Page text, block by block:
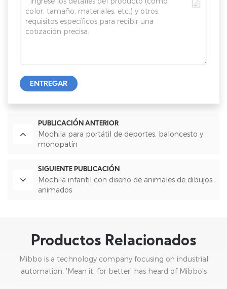
ENTREGAR
PUBLICACIÓN ANTERIOR
Mochila para portátil de deportes, baloncesto y
monopatín
SIGUIENTE PUBLICACIÓN
Mochila infantil con diseño de animales de dibujos
animados
Productos Relacionados
Mibbo is a technology company focusing on industrial
automation. 'Mean it, for better' has heard of Mibbo's